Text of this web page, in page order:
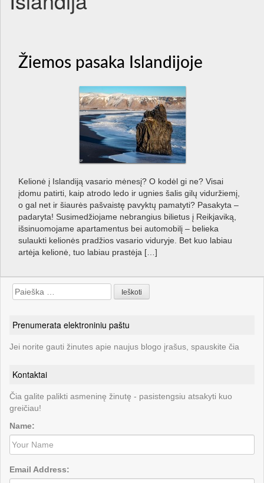
Žiemos pasaka Islandijoje
Kelionė į Islandiją vasario mėnesį? O kodėl gi ne? Visai
įdomu patirti, kaip atrodo ledo ir ugnies šalis gilų viduržiemį,
o gal net ir šiaurės pašvaistę pavyktų pamatyti? Pasakyta –
padaryta! Susimedžiojame nebrangius bilietus į Reikjaviką,
išsinuomojame apartamentus bei automobilį – belieka
sulaukti kelionės pradžios vasario viduryje. Bet kuo labiau
artėja kelionė, tuo labiau prastėja […]
Search
for:
Prenumerata elektroniniu paštu
Jei norite gauti žinutes apie naujus blogo įrašus, spauskite čia
Kontaktai
Čia galite palikti asmeninę žinutę - pasistengsiu atsakyti kuo
greičiau!
Name:
Email Address: